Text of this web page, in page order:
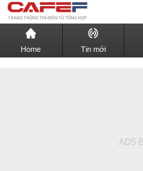
Home Tin mới